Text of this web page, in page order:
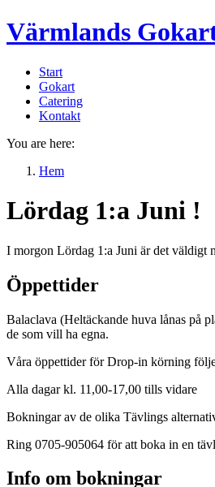
Värmlands
Start
Gokart
Catering
Kontakt
You are here:
Hem
Lördag 1:a Juni !
I morgon Lördag 1:a Juni är det väldigt
Öppettider
Balaclava (Heltäckande huva lånas på
de som vill ha egna.
Våra öppettider för Drop-in körning
Alla dagar kl. 11,00-17,00 tills vidare
Bokningar av de olika Tävlings
Ring 0705-905064 för att boka in en
Info om bokningar